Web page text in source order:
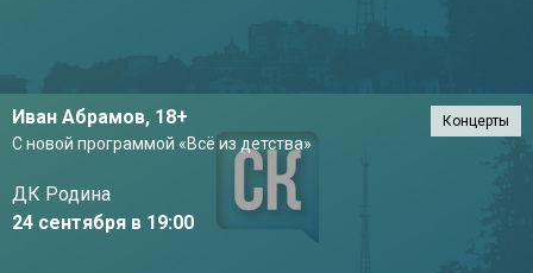
Иван Абрамов, 18+
С новой программой «Всё из детства»
ДК Родина
24 сентября в 19:00
Концерты